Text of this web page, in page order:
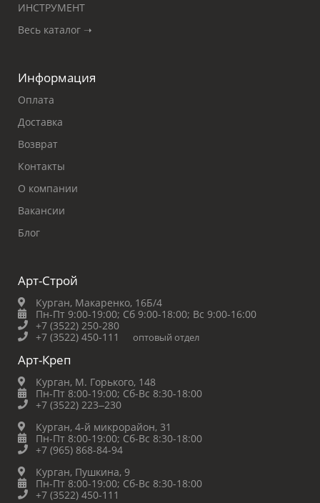
ИНСТРУМЕНТ
Весь каталог ➝
Информация
Оплата
Доставка
Возврат
Контакты
О компании
Вакансии
Блог
Арт-Строй
Курган, Макаренко, 16Б/4
Пн-Пт 9:00-19:00; Сб 9:00-18:00; Вс 9:00-16:00
+7 (3522) 250-280
+7 (3522) 450-111
оптовый отдел
Арт-Креп
Курган, М. Горького, 148
Пн-Пт 8:00-19:00; Сб-Вс 8:30-18:00
+7 (3522) 223‒230
Курган, 4-й микрорайон, 31
Пн-Пт 8:00-19:00; Сб-Вс 8:30-18:00
+7 (965) 868-84-94
Курган, Пушкина, 9
Пн-Пт 8:00-19:00; Сб-Вс 8:30-18:00
+7 (3522) 450-111